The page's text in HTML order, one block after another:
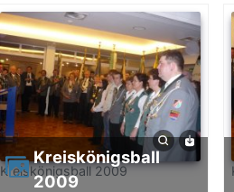
Kreiskönigsball 2009
Kreiskönigsball
2009